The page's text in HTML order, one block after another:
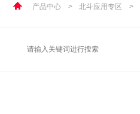
产品中心 > 北斗应用专区 >